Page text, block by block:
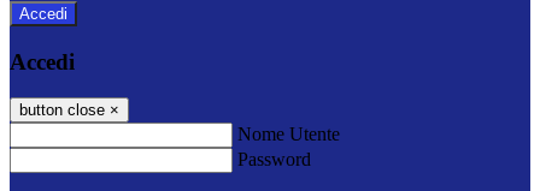
Accedi
Accedi
button close ×
Nome Utente
Password